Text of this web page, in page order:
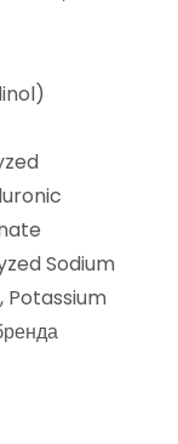
Sodium
Potassium